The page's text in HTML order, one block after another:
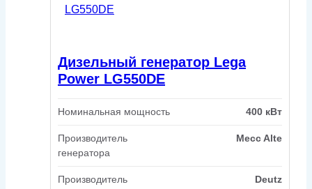
Дизельный генератор Lega
Power LG550DE
Номинальная мощность 400 кВт
Производитель
генератора
Mecc Alte
Производитель
Deutz